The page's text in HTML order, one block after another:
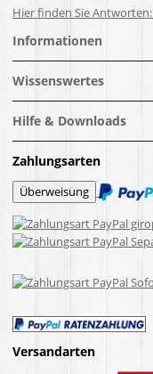
Hier finden Sie Antworten:
Informationen
Wissenswertes
Hilfe & Downloads
Zahlungsarten
Versandarten